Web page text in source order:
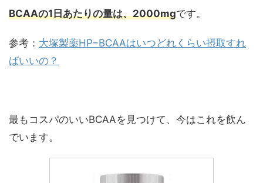
BCAAの1日あたりの量は、2000mgです。
参考： 大塚製薬HP−BCAAはいつどれくらい摂取すれ
ばいいの？
最もコスパのいいBCAAを見つけて、今はこれを飲ん
でいます。